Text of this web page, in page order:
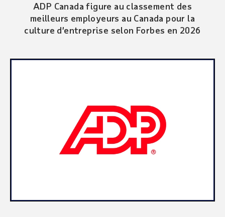
ADP Canada figure au classement des
meilleurs employeurs au Canada pour la
culture d’entreprise selon Forbes en 2026